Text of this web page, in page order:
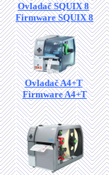
Ovladač SQUIX 8
Firmware SQUIX 8
Ovladač A4+T
Firmware A4+T